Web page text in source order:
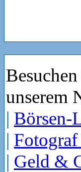
unserem
| Börsen-
|
| Geld &